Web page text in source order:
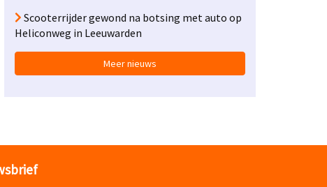
Scooterrijder gewond na botsing met auto op
Heliconweg in Leeuwarden
Meer nieuws